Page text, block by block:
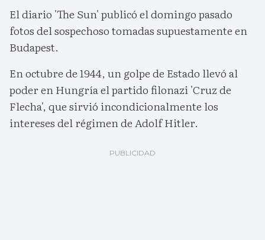
El diario 'The Sun' publicó el domingo pasado
fotos del sospechoso tomadas supuestamente en
Budapest.
En octubre de 1944, un golpe de Estado llevó al
poder en Hungría el partido filonazi 'Cruz de
Flecha', que sirvió incondicionalmente los
intereses del régimen de Adolf Hitler.